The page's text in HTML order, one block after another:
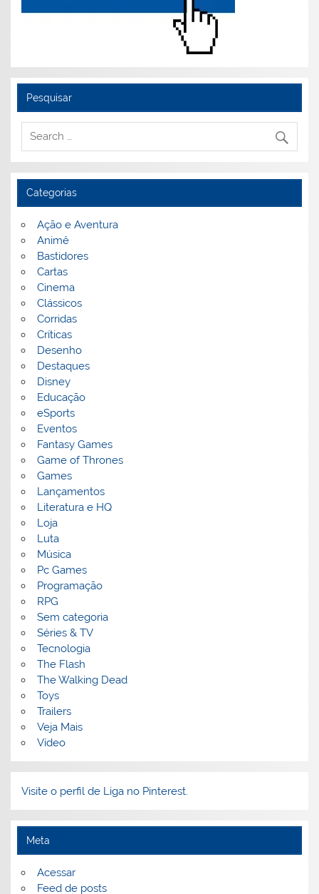
Pesquisar
Categorias
Ação e Aventura
Animê
Bastidores
Cartas
Cinema
Clássicos
Corridas
Críticas
Desenho
Destaques
Disney
Educação
eSports
Eventos
Fantasy Games
Game of Thrones
Games
Lançamentos
Literatura e HQ
Loja
Luta
Música
Pc Games
Programação
RPG
Sem categoria
Séries & TV
Tecnologia
The Flash
The Walking Dead
Toys
Trailers
Veja Mais
Vídeo
Visite o perfil de Liga no Pinterest.
Meta
Acessar
Feed de posts